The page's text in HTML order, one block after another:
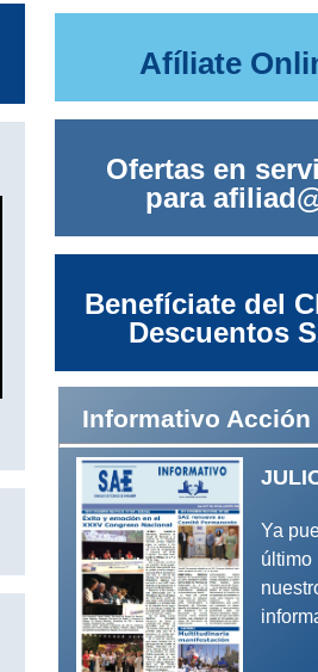
Afíliate
Ofertas en
para
Benefíciate del
Descuentos
Informativo Acción
Ya
último